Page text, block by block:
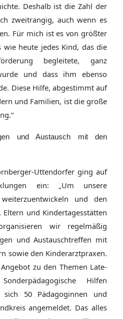
Deshalb ist die Zahl der
zweitrangig, auch wenn es
Für mich ist es von größter
wie heute jedes Kind, das die
begleitete, ganz
und dass ihm ebenso
Diese Hilfe, abgestimmt auf
und Familien, ist die große
und Austausch mit den
Uttendorfer ging auf
ein: „Um unsere
und den
und Kindertagesstätten
wir regelmäßig
und Austauschtreffen mit
sowie den Kinderarztpraxen.
zu den Themen Late-
Hilfen
50 Pädagoginnen und
angemeldet. Das alles